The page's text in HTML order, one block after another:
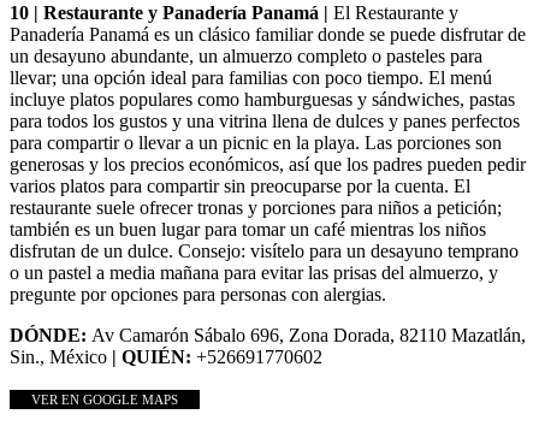
10 | Restaurante y Panadería Panamá | El Restaurante y
Panadería Panamá es un clásico familiar donde se puede disfrutar de
un desayuno abundante, un almuerzo completo o pasteles para
llevar; una opción ideal para familias con poco tiempo. El menú
incluye platos populares como hamburguesas y sándwiches, pastas
para todos los gustos y una vitrina llena de dulces y panes perfectos
para compartir o llevar a un picnic en la playa. Las porciones son
generosas y los precios económicos, así que los padres pueden pedir
varios platos para compartir sin preocuparse por la cuenta. El
restaurante suele ofrecer tronas y porciones para niños a petición;
también es un buen lugar para tomar un café mientras los niños
disfrutan de un dulce. Consejo: visítelo para un desayuno temprano
o un pastel a media mañana para evitar las prisas del almuerzo, y
pregunte por opciones para personas con alergias.
DÓNDE: Av Camarón Sábalo 696, Zona Dorada, 82110 Mazatlán,
Sin., México | QUIÉN: +526691770602
VER EN GOOGLE MAPS